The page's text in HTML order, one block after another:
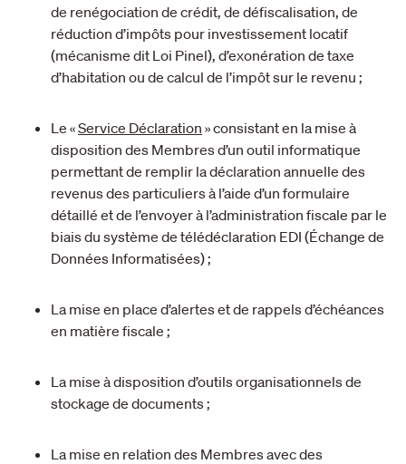
de renégociation de crédit, de défiscalisation, de
réduction d’impôts pour investissement locatif
(mécanisme dit Loi Pinel), d’exonération de taxe
d’habitation ou de calcul de l’impôt sur le revenu ;
Le «Service Déclaration » consistant en la mise à
disposition des Membres d’un outil informatique
permettant de remplir la déclaration annuelle des
revenus des particuliers à l’aide d’un formulaire
détaillé et de l’envoyer à l’administration fiscale par le
biais du système de télédéclaration EDI (Échange de
Données Informatisées) ;
La mise en place d’alertes et de rappels d’échéances
en matière fiscale ;
La mise à disposition d’outils organisationnels de
stockage de documents ;
La mise en relation des Membres avec des